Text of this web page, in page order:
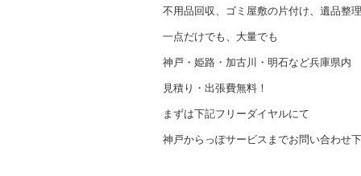
不用品回収、ゴミ屋敷の片付け、遺品整
一点だけでも、大量でも
神戸・姫路・加古川・明石など兵庫県内
見積り・出張費無料！
まずは下記フリーダイヤルにて
神戸からっぽサービスまでお問い合わせ